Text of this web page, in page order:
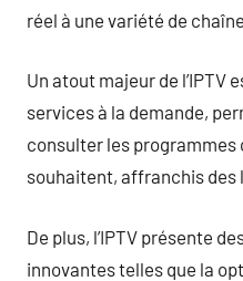
réel à une variété de
Un atout majeur de l’IPTV
services à la demande,
consulter les programmes
souhaitent, affranchis
De plus, l’IPTV présente
innovantes telles que la